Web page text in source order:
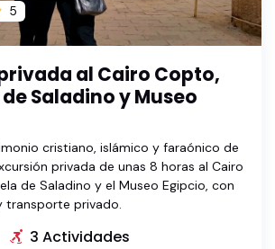
5
al Cairo Copto,
Saladino y Museo
cristiano, islámico y faraónico de
privada de unas 8 horas al Cairo
de Saladino y el Museo Egipcio, con
transporte privado.
3 Actividades